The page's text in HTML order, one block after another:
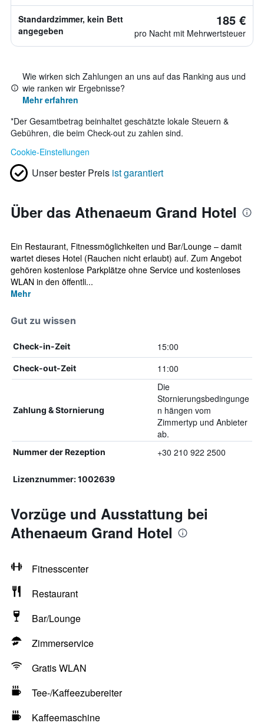
Standardzimmer, kein Bett
angegeben
185 €
pro Nacht mit Mehrwertsteuer
Wie wirken sich Zahlungen an uns auf das Ranking aus und
wie ranken wir Ergebnisse?
Mehr erfahren
*Der Gesamtbetrag beinhaltet geschätzte lokale Steuern &
Gebühren, die beim Check-out zu zahlen sind.
Cookie-Einstellungen
Unser bester Preis ist garantiert
Über das Athenaeum Grand Hotel
Ein Restaurant, Fitnessmöglichkeiten und Bar/Lounge – damit
wartet dieses Hotel (Rauchen nicht erlaubt) auf. Zum Angebot
gehören kostenlose Parkplätze ohne Service und kostenloses
WLAN in den öffentli...
Mehr
Gut zu wissen
Check-in-Zeit 15:00
Check-out-Zeit 11:00
Zahlung & Stornierung
Die
Stornierungsbedingunge
n hängen vom
Zimmertyp und Anbieter
ab.
Nummer der Rezeption +30 210 922 2500
Lizenznummer: 1002639
Vorzüge und Ausstattung bei
Athenaeum Grand Hotel
Fitnesscenter
Restaurant
Bar/Lounge
Zimmerservice
Gratis WLAN
Tee-/Kaffeezubereiter
Kaffeemaschine